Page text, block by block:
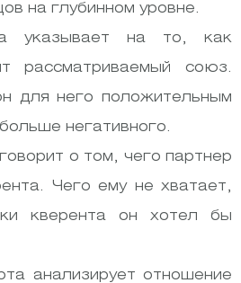
на глубинном уровне.
указывает на то, как
рассматриваемый союз.
для него положительным
негативного.
о том, чего партнер
Чего ему не хватает,
кверента он хотел бы
анализирует отношение